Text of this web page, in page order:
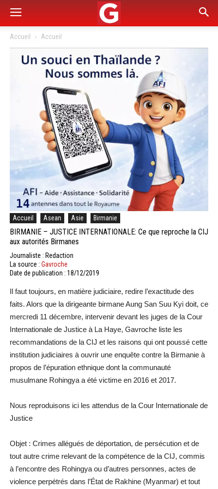
Accueil Accueil
Accueil Asean Asie Birmanie
BIRMANIE – JUSTICE INTERNATIONALE: Ce que reproche la CIJ
aux autorités Birmanes
Journaliste : Redaction
La source : Gavroche
Date de publication : 18/12/2019
Il faut toujours, en matière judiciaire, redire l’exactitude des
faits. Alors que la dirigeante birmane Aung San Suu Kyi doit, ce
mercredi 11 décembre, intervenir devant les juges de la Cour
Internationale de Justice à La Haye, Gavroche liste les
recommandations de la CIJ et les raisons qui ont poussé cette
institution judiciaires à ouvrir une enquête contre la Birmanie à
propos de l’épuration ethnique dont la communauté
musulmane Rohingya a été victime en 2016 et 2017.
Nous reproduisons ici les attendus de la Cour Internationale de
Justice
Objet : Crimes allégués de déportation, de persécution et de
tout autre crime relevant de la compétence de la CIJ, commis
à l’encontre des Rohingya ou d’autres personnes, actes de
violence perpétrés dans l’État de Rakhine (Myanmar) et tout